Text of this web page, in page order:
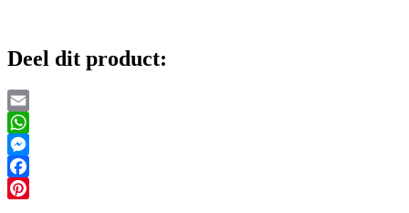
Deel dit product:
Email
WhatsApp
Messenger
Facebook